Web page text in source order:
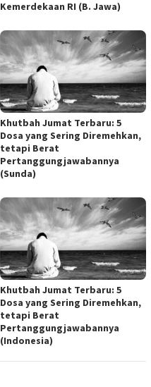
Kemerdekaan RI (B. Jawa)
Khutbah Jumat Terbaru: 5
Dosa yang Sering Diremehkan,
tetapi Berat
Pertanggungjawabannya
(Sunda)
Khutbah Jumat Terbaru: 5
Dosa yang Sering Diremehkan,
tetapi Berat
Pertanggungjawabannya
(Indonesia)